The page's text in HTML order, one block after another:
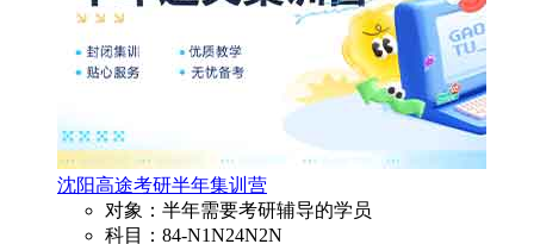
沈阳高途考研半年集训营
对象：半年需要考研辅导的学员
科目：84-N1N24N2N